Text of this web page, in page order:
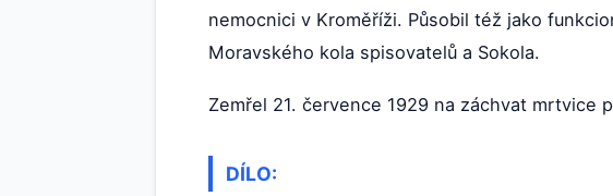
nemocnici v Kroměříži. Působil též jako
Moravského kola spisovatelů a Sokola.
Zemřel 21. července 1929 na záchvat mrtvice
DÍLO: